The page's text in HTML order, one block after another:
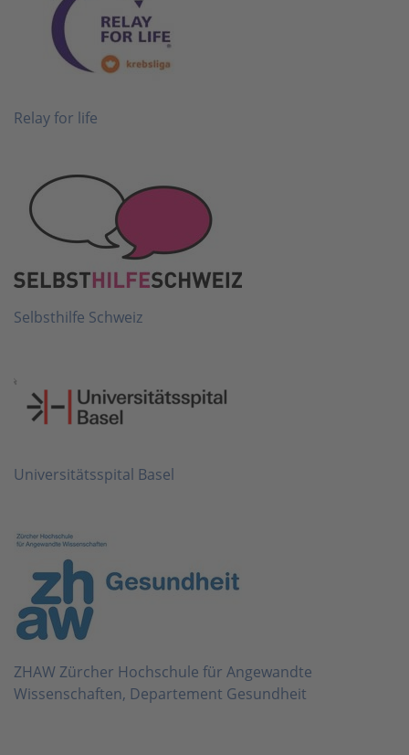
Relay for life
Selbsthilfe Schweiz
Universitätsspital Basel
ZHAW Zürcher Hochschule für Angewandte
Wissenschaften, Departement Gesundheit